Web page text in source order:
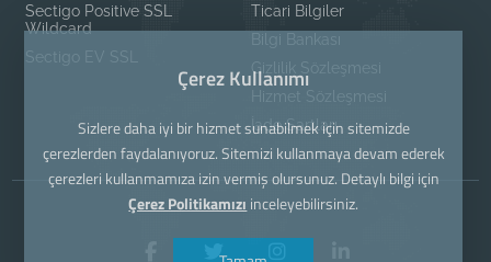
Sectigo Positive SSL
Wildcard
Sectigo EV SSL
Ticari Bilgiler
Bilgi Bankası
Gizlilik Sözleşmesi
Hizmet Sözleşmesi
İade Şartları
Çerez Kullanımı
Sizlere daha iyi bir hizmet sunabilmek için sitemizde
çerezlerden faydalanıyoruz. Sitemizi kullanmaya devam ederek
çerezleri kullanmamıza izin vermiş olursunuz. Detaylı bilgi için
Çerez Politikamızı inceleyebilirsiniz.